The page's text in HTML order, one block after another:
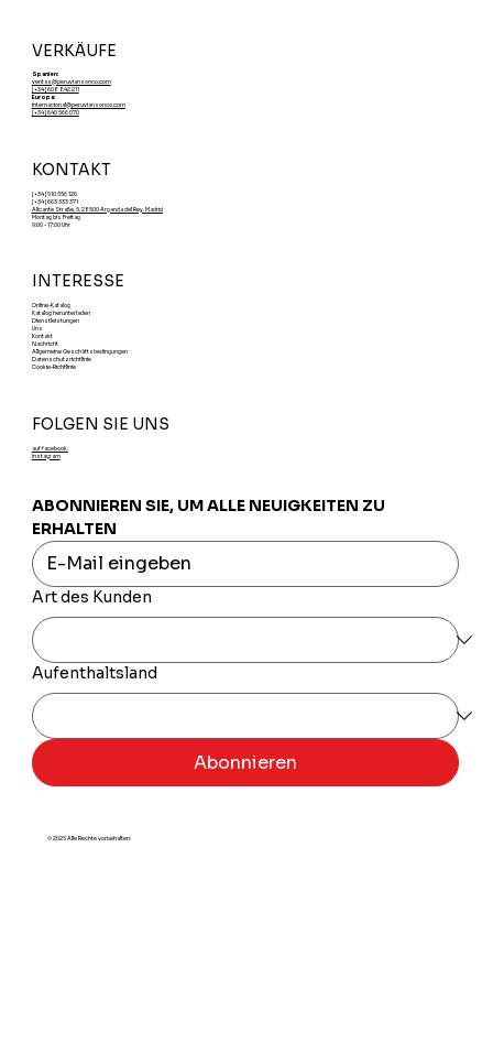
KONTAKT
[+34] 910 556 126
[+34] 663 333 371
Alicante Straße, 5. 28500 Arganda del Rey. Madrid
Montag bis Freitag
9:00 - 17:00 Uhr
INTERESSE
Online-Katalog
Katalog herunterladen
Dienstleistungen
Uns
Kontakt
Nachricht
Allgemeine Geschäftsbedingungen
Datenschutzrichtlinie
Cookie-Richtlinie
VERKÄUFE
Spanien:
ventas@peruviansonco.com
[+34] 608 842 211
Europa:
internacional@peruviansonco.com
[+34] 640 566 070
FOLGEN SIE UNS
auf facebook.
Instagram
ABONNIEREN SIE, UM ALLE NEUIGKEITEN ZU
ERHALTEN
Art des Kunden
Aufenthaltsland
Abonnieren
© 2025 Alle Rechte vorbehalten.